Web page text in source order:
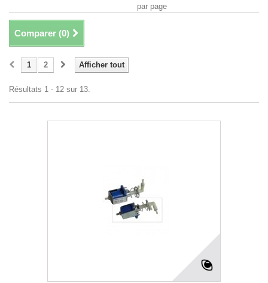
par page
Comparer (0)
Afficher tout
1 2
Résultats 1 - 12 sur 13.